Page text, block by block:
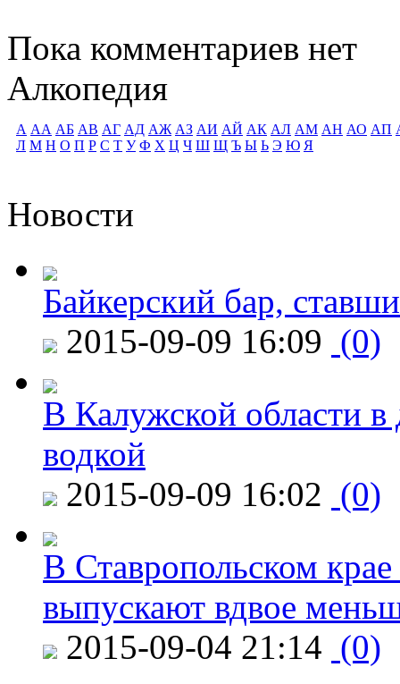
Пока комментариев нет
Алкопедия
А АА АБ АВ АГ АД АЖ АЗ АИ АЙ АК АЛ АМ АН АО АП
Л М Н О П Р С Т У Ф Х Ц Ч Ш Щ Ъ Ы Ь Э Ю Я
Новости
Байкерский бар,
2015-09-09 16:09 (0)
В Калужской области в
водкой
2015-09-09 16:02 (0)
В Ставропольском
выпускают вдвое
2015-09-04 21:14 (0)